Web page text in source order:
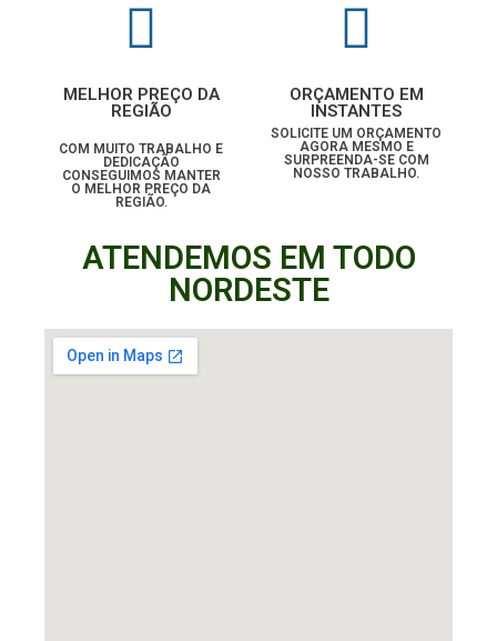
MELHOR PREÇO DA
REGIÃO
COM MUITO TRABALHO E
DEDICAÇÃO
CONSEGUIMOS MANTER
O MELHOR PREÇO DA
REGIÃO.
ORÇAMENTO EM
INSTANTES
SOLICITE UM ORÇAMENTO
AGORA MESMO E
SURPREENDA-SE COM
NOSSO TRABALHO.
ATENDEMOS EM TODO
NORDESTE